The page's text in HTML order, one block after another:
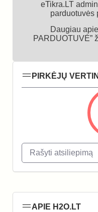
eTikra.LT
parduotuvės
Daugiau
PARDUOTUVĖ”
PIRKĖJŲ
Rašyti atsiliepimą
APIE H2O.LT